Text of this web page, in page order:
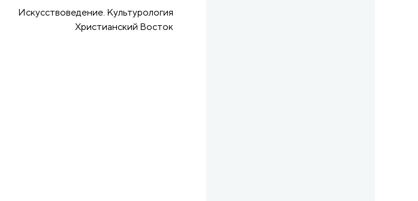
Искусствоведение. Культурология
Христианский Восток